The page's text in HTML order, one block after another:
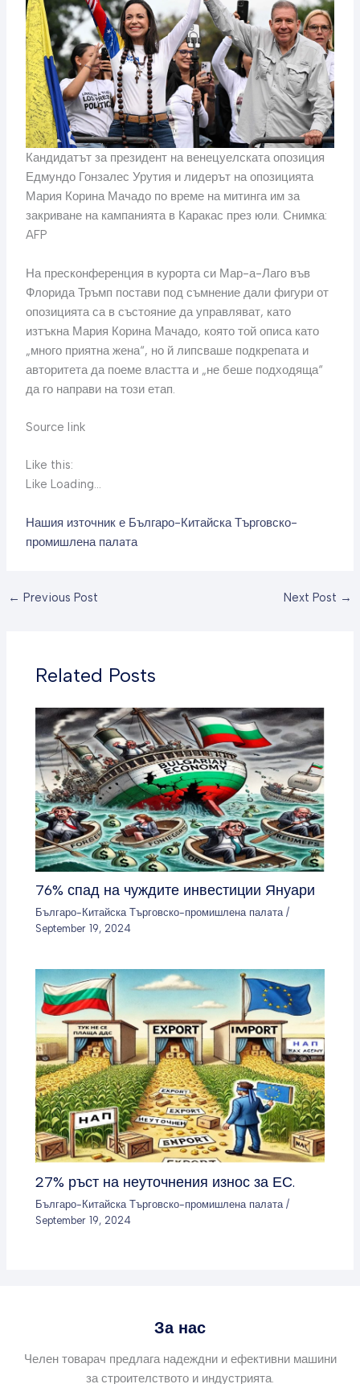
Кандидатът за президент на венецуелската опозиция
Едмундо Гонзалес Урутия и лидерът на опозицията
Мария Корина Мачадо по време на митинга им за
закриване на кампанията в Каракас през юли. Снимка:
AFP
На пресконференция в курорта си Мар-а-Лаго във
Флорида Тръмп постави под съмнение дали фигури от
опозицията са в състояние да управляват, като
изтъкна Мария Корина Мачадо, която той описа като
„много приятна жена“, но й липсваше подкрепата и
авторитета да поеме властта и „не беше подходяща“
да го направи на този етап.
Source link
Like this:
Like Loading…
Нашия източник е Българо-Китайска Търговско-
промишлена палaта
← Previous Post Next Post →
Related Posts
76% спад на чуждите инвестиции Януари
Българо-Китайска Търговско-промишлена палaта/
September 19, 2024
27% ръст на неуточнения износ за ЕС.
Българо-Китайска Търговско-промишлена палaта /
September 19, 2024
За нас
Челен товарач предлага надеждни и ефективни машини
за строителството и индустрията.